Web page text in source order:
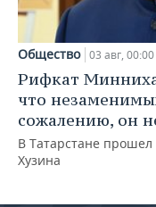
Общество 03 авг, 00:00
Рифкат
что
сожалению, он
В Татарстане
Хузина